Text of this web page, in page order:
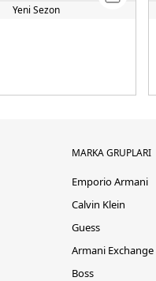
Yeni Sezon
MARKA GRUPLARI
Emporio Armani
Calvin Klein
Guess
Armani Exchange
Boss